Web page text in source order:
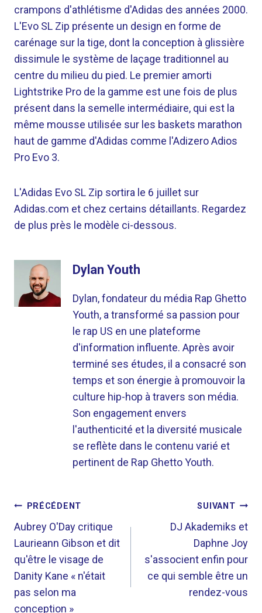
crampons d'athlétisme d'Adidas des années 2000.
L'Evo SL Zip présente un design en forme de
carénage sur la tige, dont la conception à glissière
dissimule le système de laçage traditionnel au
centre du milieu du pied. Le premier amorti
Lightstrike Pro de la gamme est une fois de plus
présent dans la semelle intermédiaire, qui est la
même mousse utilisée sur les baskets marathon
haut de gamme d'Adidas comme l'Adizero Adios
Pro Evo 3.
L'Adidas Evo SL Zip sortira le 6 juillet sur
Adidas.com et chez certains détaillants. Regardez
de plus près le modèle ci-dessous.
Dylan Youth
Dylan, fondateur du média Rap Ghetto
Youth, a transformé sa passion pour
le rap US en une plateforme
d'information influente. Après avoir
terminé ses études, il a consacré son
temps et son énergie à promouvoir la
culture hip-hop à travers son média.
Son engagement envers
l'authenticité et la diversité musicale
se reflète dans le contenu varié et
pertinent de Rap Ghetto Youth.
NAVIGATION
DE
L’ARTICLE
PRÉCÉDENT
Aubrey O'Day critique
Laurieann Gibson et dit
qu'être le visage de
Danity Kane « n'était
pas selon ma
conception »
SUIVANT
DJ Akademiks et
Daphne Joy
s'associent enfin pour
ce qui semble être un
rendez-vous